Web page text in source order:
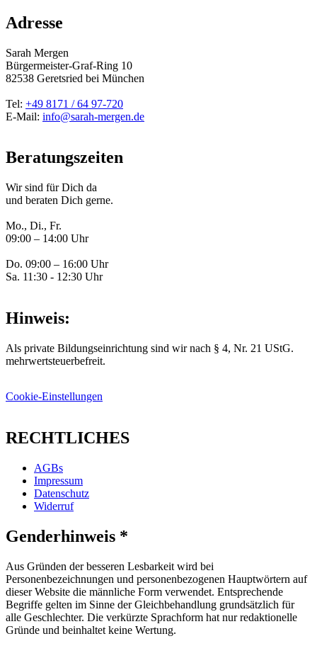
Adresse
Sarah Mergen
Bürgermeister-Graf-Ring 10
82538 Geretsried bei München
Tel: +49 8171 / 64 97-720
E-Mail: info@sarah-mergen.de
Beratungszeiten
Wir sind für Dich da
und beraten Dich gerne.
Mo., Di., Fr.
09:00 – 14:00 Uhr
Do. 09:00 – 16:00 Uhr
Sa. 11:30 - 12:30 Uhr
Hinweis:
Als private Bildungseinrichtung sind wir nach § 4, Nr. 21 UStG.
mehrwertsteuerbefreit.
Cookie-Einstellungen
RECHTLICHES
AGBs
Impressum
Datenschutz
Widerruf
Genderhinweis *
Aus Gründen der besseren Lesbarkeit wird bei
Personenbezeichnungen und personenbezogenen Hauptwörtern auf
dieser Website die männliche Form verwendet. Entsprechende
Begriffe gelten im Sinne der Gleichbehandlung grundsätzlich für
alle Geschlechter. Die verkürzte Sprachform hat nur redaktionelle
Gründe und beinhaltet keine Wertung.